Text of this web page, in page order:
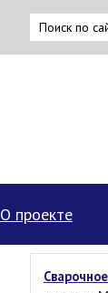
О проекте